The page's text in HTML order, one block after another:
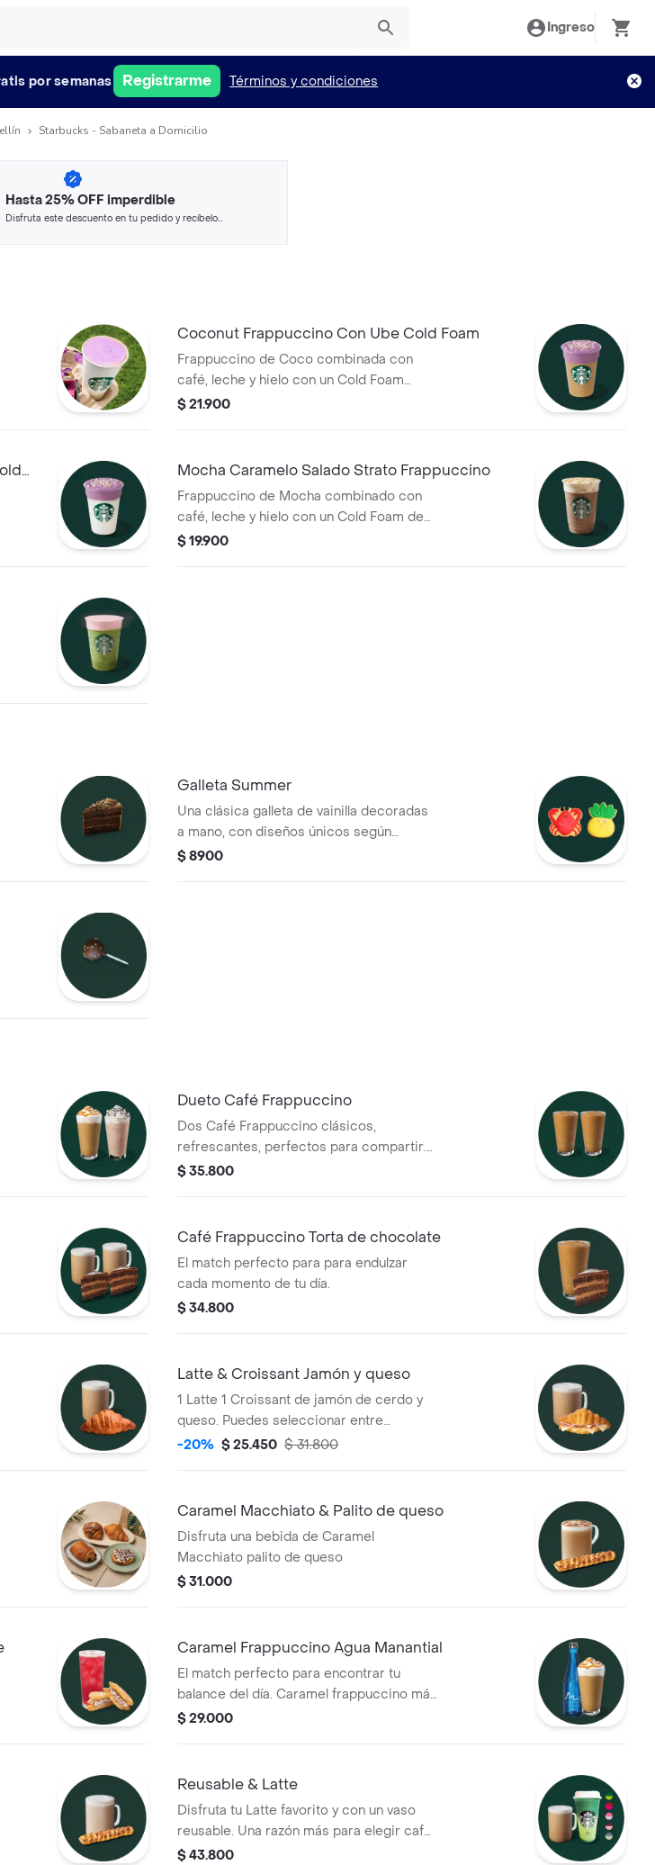
Ingreso
por semanas Registrarme Términos y condiciones
Starbucks - Sabaneta a Domicilio
Hasta 25% OFF imperdible
Disfruta este descuento en tu pedido y recíbelo
Coconut Frappuccino Con Ube Cold Foam
Frappuccino de Coco combinada con
café, leche y hielo con un Cold Foam
dulce con sabor a Ube, un ingrediente
$ 21.900
Mocha Caramelo Salado Strato Frappuccino
Frappuccino de Mocha combinado con
café, leche y hielo con un Cold Foam de
caramelo salado.
$ 19.900
Galleta Summer
Una clásica galleta de vainilla decoradas
a mano, con diseños únicos según
disponibilidad (Cangrejo o Piña). Dulces,
$ 8900
Dueto Café Frappuccino
Dos Café Frappuccino clásicos,
refrescantes, perfectos para compartir.
Mezclados con hielo y leche de tu
$ 35.800
Café Frappuccino Torta de chocolate
El match perfecto para para endulzar
cada momento de tu día.
$ 34.800
Latte & Croissant Jamón y queso
1 Latte 1 Croissant de jamón de cerdo y
queso. Puedes seleccionar entre
croissant de mantequilla o cereal.
-20% $ 25.450 $ 31.800
Caramel Macchiato & Palito de queso
Disfruta una bebida de Caramel
Macchiato palito de queso
$ 31.000
Caramel Frappuccino Agua Manantial
El match perfecto para encontrar tu
balance del día. Caramel frappuccino más
una botella de agua manantial
$ 29.000
Reusable & Latte
Disfruta tu Latte favorito y con un vaso
reusable. Una razón más para elegir café
y cuidar el planeta. (Color sujeto a
$ 43.800